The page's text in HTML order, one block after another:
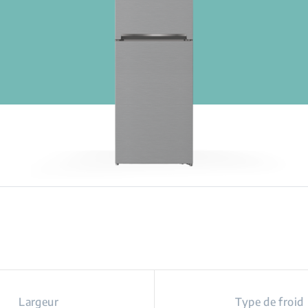
Largeur Type de froid